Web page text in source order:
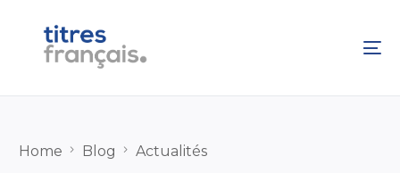
Home Blog Actualités